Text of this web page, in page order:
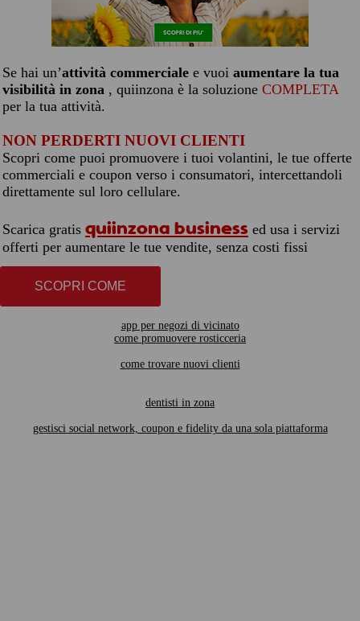
Se hai un’attività commerciale e vuoi aumentare la tua
visibilità in zona , quiinzona è la soluzione COMPLETA
per la tua attività.
NON PERDERTI NUOVI CLIENTI
Scopri come puoi promuovere i tuoi volantini, le tue offerte
commerciali e coupon verso i consumatori, intercettandoli
direttamente sul loro cellulare.
Scarica gratis quiinzona business ed usa i servizi
offerti per aumentare le tue vendite, senza costi fissi
SCOPRI COME
app per negozi di vicinato
come promuovere rosticceria
come trovare nuovi clienti
dentisti in zona
gestisci social network, coupon e fidelity da una sola piattaforma